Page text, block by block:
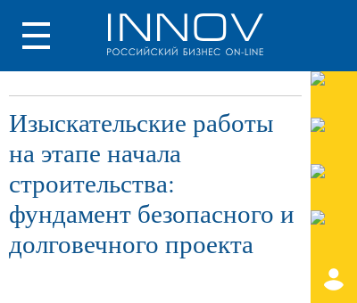
Изыскательские работы
на этапе начала
строительства:
фундамент безопасного и
долговечного проекта